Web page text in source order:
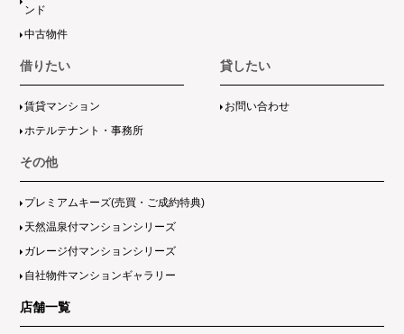
ンド
中古物件
借りたい
賃貸マンション
ホテルテナント・事務所
貸したい
お問い合わせ
その他
プレミアムキーズ(売買・ご成約特典)
天然温泉付マンションシリーズ
ガレージ付マンションシリーズ
自社物件マンションギャラリー
店舗一覧